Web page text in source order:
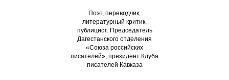
Поэт, переводчик,
литературный критик,
публицист. Председатель
Дагестанского отделения
«Союза российских
писателей», президент Клуба
писателей Кавказа